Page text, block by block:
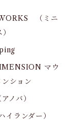
（ミニ
マウ
ンション
ノバ）
ランダー）